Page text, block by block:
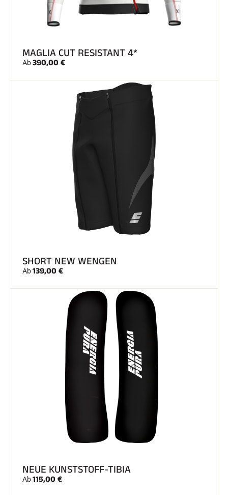
SKIFAHREN IN JEDEM GELÄNDE
SKILANGLAUF
MAGLIA CUT RESISTANT 4*
Ab390,00 €
SHORT NEW WENGEN
Ab139,00 €
NEUE KUNSTSTOFF-TIBIA
Ab115,00 €